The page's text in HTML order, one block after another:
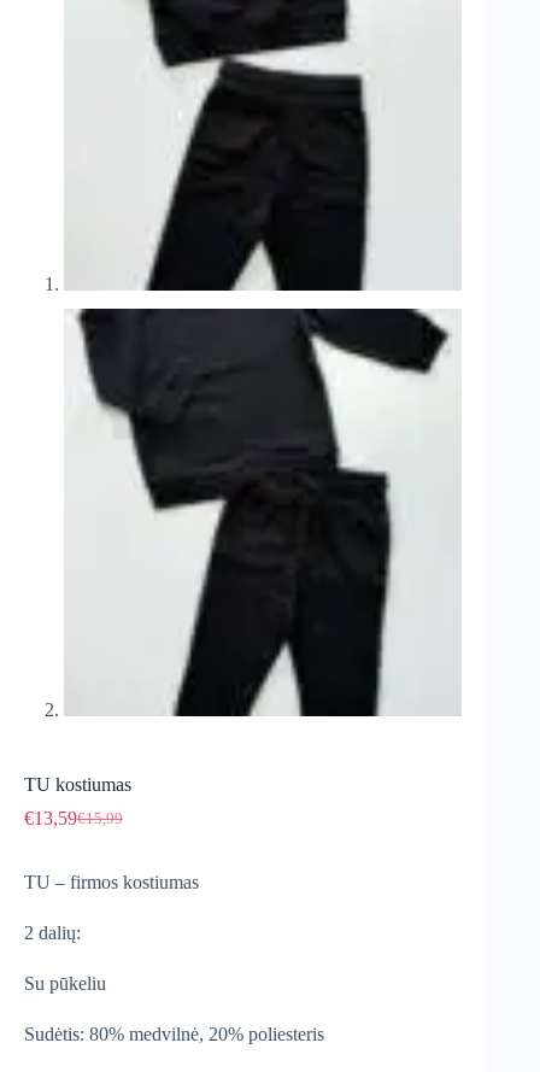
TU kostiumas
€15,99
Original
was:
€15,99.
€13,59Current
is:
€13,59.
TU – firmos kostiumas
2 dalių:
Su pūkeliu
Sudėtis: 80% medvilnė, 20% poliesteris